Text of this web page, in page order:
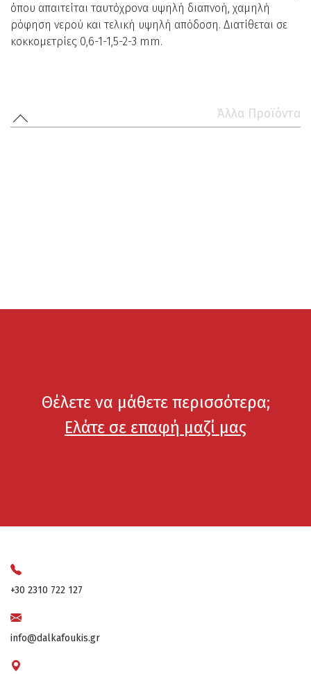
όπου απαιτείται ταυτόχρονα υψηλή διαπνοή, χαμηλή
ρόφηση νερού και τελική υψηλή απόδοση. Διατίθεται σε
κοκκομετρίες 0,6-1-1,5-2-3 mm.
Άλλα Προϊόντα
Θέλετε να μάθετε περισσότερα;
Ελάτε σε επαφή μαζί μας
+30 2310 722 127
info@dalkafoukis.gr